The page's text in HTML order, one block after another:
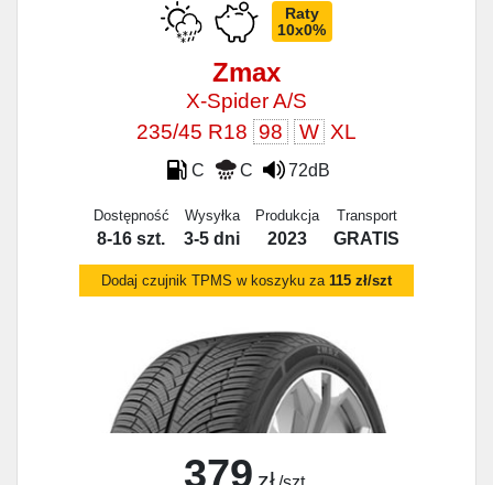
Raty
10x0%
Zmax
X-Spider A/S
235/45 R18 98 W XL
C C 72dB
Dostępność
8-16 szt.
Wysyłka
3-5 dni
Produkcja
2023
Transport
GRATIS
Dodaj czujnik TPMS w koszyku za 115 zł/szt
379